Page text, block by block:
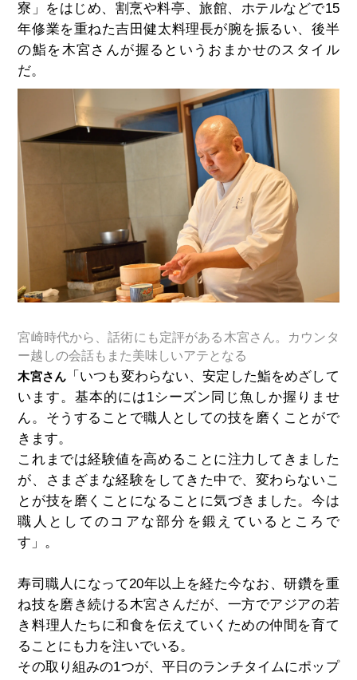
寮」をはじめ、割烹や料亭、旅館、ホテルなどで15
年修業を重ねた吉田健太料理長が腕を振るい、後半
の鮨を木宮さんが握るというおまかせのスタイル
だ。
宮崎時代から、話術にも定評がある木宮さん。カウンタ
ー越しの会話もまた美味しいアテとなる
木宮さん「いつも変わらない、安定した鮨をめざして
います。基本的には1シーズン同じ魚しか握りませ
ん。そうすることで職人としての技を磨くことがで
きます。
これまでは経験値を高めることに注力してきました
が、さまざまな経験をしてきた中で、変わらないこ
とが技を磨くことになることに気づきました。今は
職人としてのコアな部分を鍛えているところで
す」。
寿司職人になって20年以上を経た今なお、研鑽を重
ね技を磨き続ける木宮さんだが、一方でアジアの若
き料理人たちに和食を伝えていくための仲間を育て
ることにも力を注いでいる。
その取り組みの1つが、平日のランチタイムにポップ